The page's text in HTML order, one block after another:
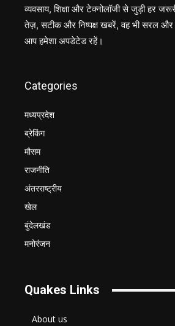
व्यवसाय, शिक्षा और टेक्नोलॉजी से जुड़ी हर
तेज़, सटीक और निष्पक्ष खबरें, वह भी सरल और
आप हमेशा अपडेटेड रहें।
Categories
मध्यप्रदेश
ब्रेकिंग
मौसम
राजनीति
अंतरराष्ट्रीय
खेल
बुंदेलखंड
मनोरंजन
Quakes Links
About us